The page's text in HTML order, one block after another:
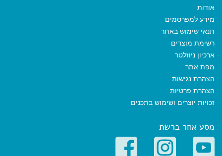
אודות
מידע למפרסמים
תנאי שימוש באתר
רשימת מוצרים
ארכיון ניוזלטר
מפת אתר
הצהרת נגישות
הצהרת פרטיות
זכויות יוצרים ושימוש בתכנים
מסע אחר ברשת